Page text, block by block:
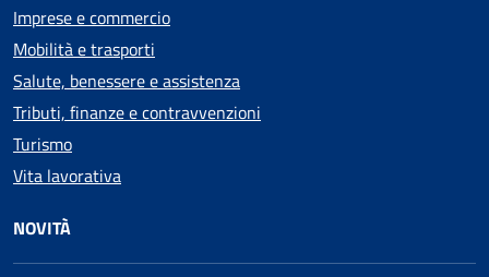
Imprese e commercio
Mobilità e trasporti
Salute, benessere e assistenza
Tributi, finanze e contravvenzioni
Turismo
Vita lavorativa
NOVITÀ